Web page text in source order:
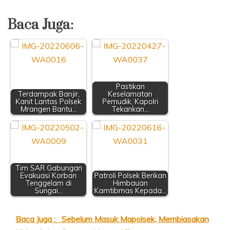
Baca Juga:
Terdampak Banjir,
Kanit Lantas Polsek
Mrangen Bantu…
Pastikan
Keselamatan
Pemudik, Kapolri
Tekankan…
Tim SAR Gabungan
Evakuasi Korban
Tenggelam di
Sungai…
Patroli Polsek Berikan
Himbauan
Kamtibmas Kepada…
Baca Juga : Sebelum Masuk Mapolsek, Membiasakan